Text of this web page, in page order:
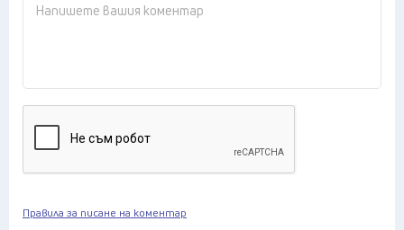
Правила за писане на коментар